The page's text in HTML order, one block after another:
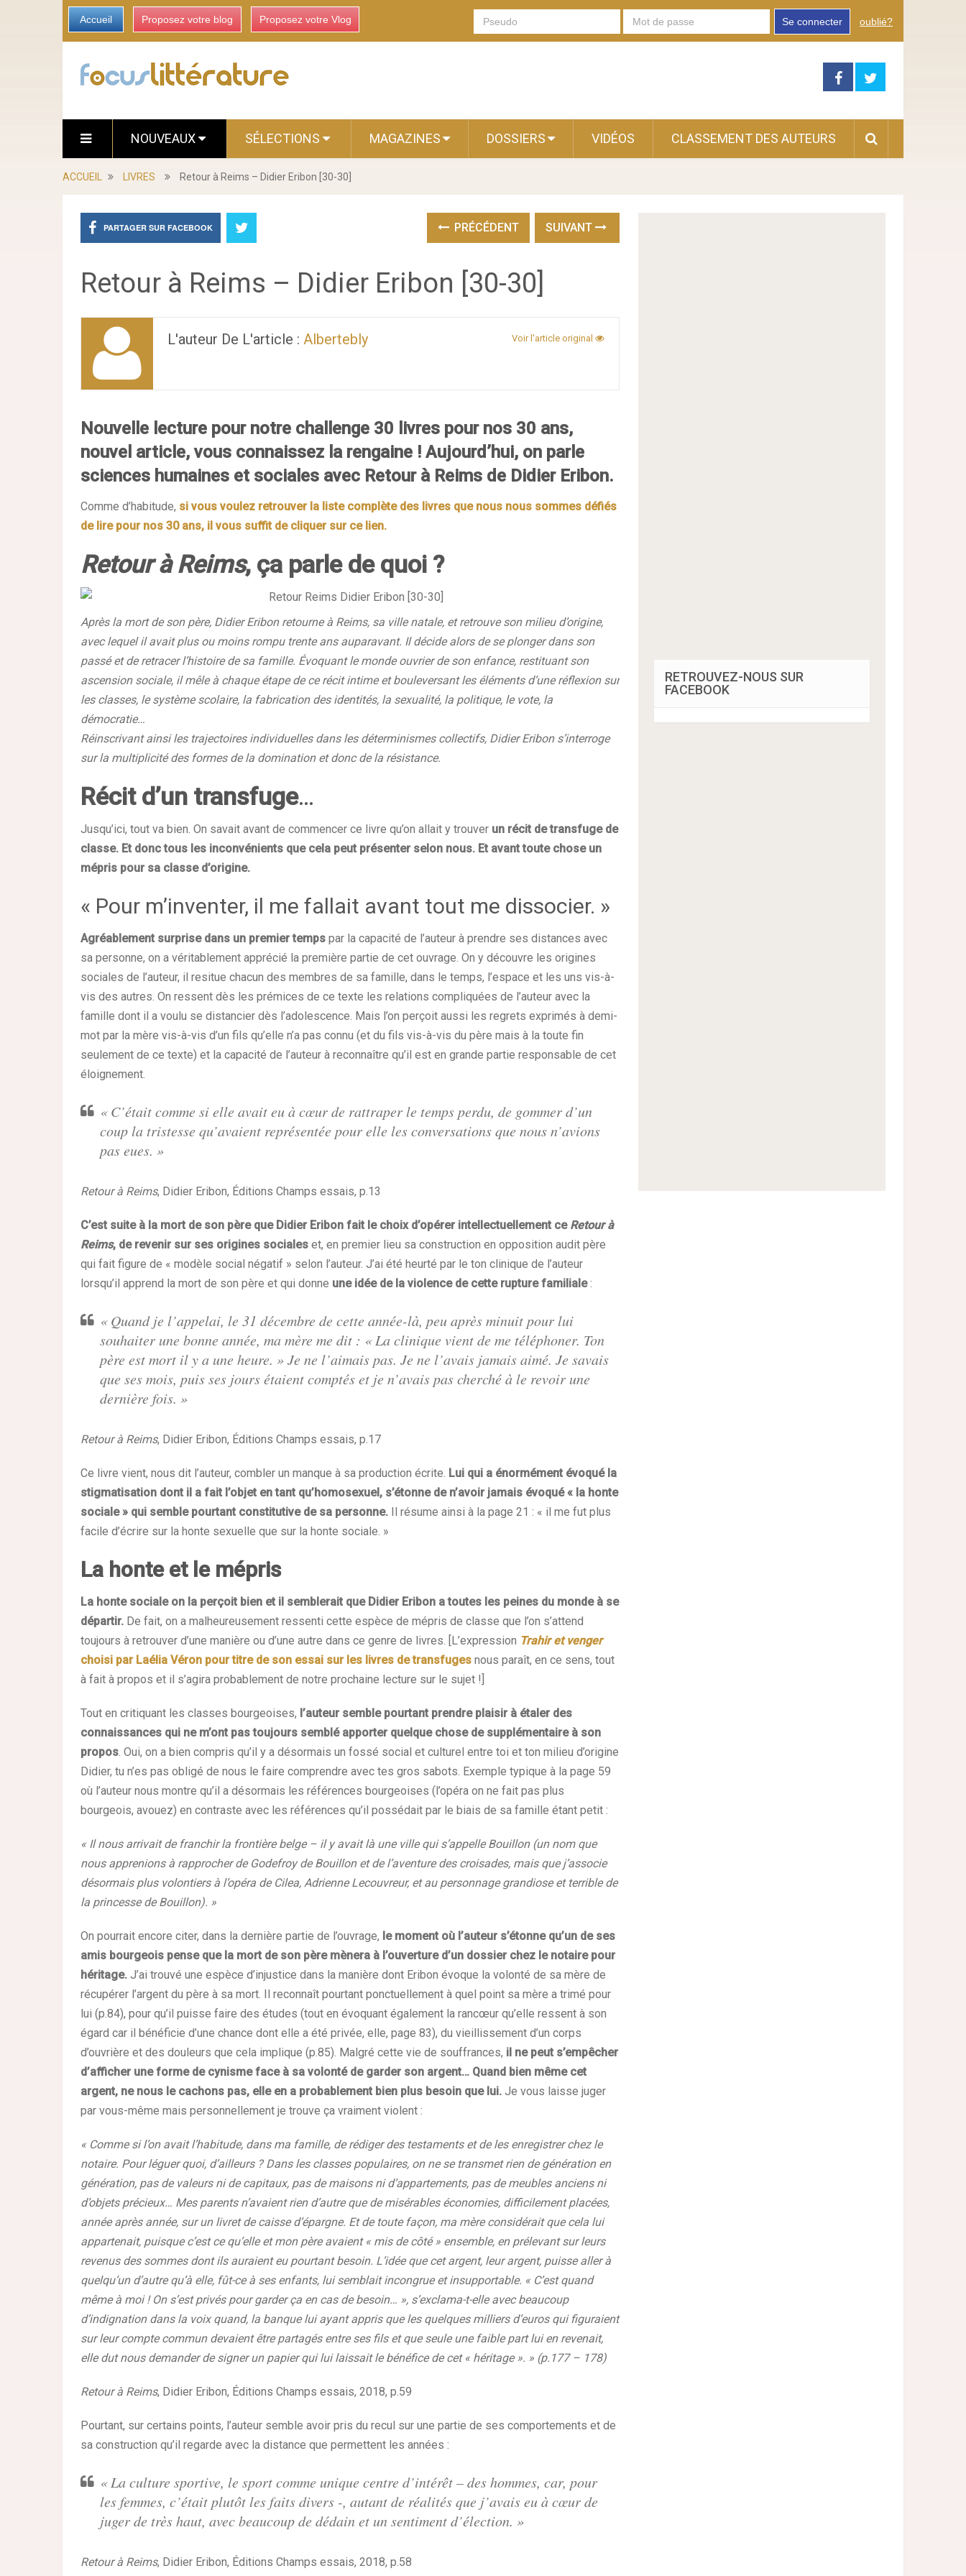
Accueil Proposez votre blog Proposez votre Vlog Se connecter oublié?
NOUVEAUX SÉLECTIONS MAGAZINES DOSSIERS VIDÉOS CLASSEMENT DES AUTEURS
ACCUEIL LIVRES Retour à Reims – Didier Eribon [30-30]
PARTAGER SUR FACEBOOK PRÉCÉDENT SUIVANT
Retour à Reims – Didier Eribon [30-30]
L'auteur De L'article : Albertebly Voir l'article original
Nouvelle lecture pour notre challenge 30 livres pour nos 30 ans,
nouvel article, vous connaissez la rengaine ! Aujourd’hui, on parle
sciences humaines et sociales avec Retour à Reims de Didier Eribon.
Comme d’habitude, si vous voulez retrouver la liste complète des livres que nous nous sommes défiés
de lire pour nos 30 ans, il vous suffit de cliquer sur ce lien.
Retour à Reims, ça parle de quoi ?
Après la mort de son père, Didier Eribon retourne à Reims, sa ville natale, et retrouve son milieu d’origine,
avec lequel il avait plus ou moins rompu trente ans auparavant. Il décide alors de se plonger dans son
passé et de retracer l’histoire de sa famille. Évoquant le monde ouvrier de son enfance, restituant son
ascension sociale, il mêle à chaque étape de ce récit intime et bouleversant les éléments d’une réflexion sur
les classes, le système scolaire, la fabrication des identités, la sexualité, la politique, le vote, la
démocratie…
Réinscrivant ainsi les trajectoires individuelles dans les déterminismes collectifs, Didier Eribon s’interroge
sur la multiplicité des formes de la domination et donc de la résistance.
Récit d’un transfuge…
Jusqu’ici, tout va bien. On savait avant de commencer ce livre qu’on allait y trouver un récit de transfuge de
classe. Et donc tous les inconvénients que cela peut présenter selon nous. Et avant toute chose un
mépris pour sa classe d’origine.
« Pour m’inventer, il me fallait avant tout me dissocier. »
Agréablement surprise dans un premier temps par la capacité de l’auteur à prendre ses distances avec
sa personne, on a véritablement apprécié la première partie de cet ouvrage. On y découvre les origines
sociales de l’auteur, il resitue chacun des membres de sa famille, dans le temps, l’espace et les uns vis-à-
vis des autres. On ressent dès les prémices de ce texte les relations compliquées de l’auteur avec la
famille dont il a voulu se distancier dès l’adolescence. Mais l’on perçoit aussi les regrets exprimés à demi-
mot par la mère vis-à-vis d’un fils qu’elle n’a pas connu (et du fils vis-à-vis du père mais à la toute fin
seulement de ce texte) et la capacité de l’auteur à reconnaître qu’il est en grande partie responsable de cet
éloignement.
« C’était comme si elle avait eu à cœur de rattraper le temps perdu, de gommer d’un
coup la tristesse qu’avaient représentée pour elle les conversations que nous n’avions
pas eues. »
Retour à Reims, Didier Eribon, Éditions Champs essais, p.13
C’est suite à la mort de son père que Didier Eribon fait le choix d’opérer intellectuellement ce Retour à
Reims, de revenir sur ses origines sociales et, en premier lieu sa construction en opposition audit père
qui fait figure de « modèle social négatif » selon l’auteur. J’ai été heurté par le ton clinique de l’auteur
lorsqu’il apprend la mort de son père et qui donne une idée de la violence de cette rupture familiale:
« Quand je l’appelai, le 31 décembre de cette année-là, peu après minuit pour lui
souhaiter une bonne année, ma mère me dit : « La clinique vient de me téléphoner. Ton
père est mort il y a une heure. » Je ne l’aimais pas. Je ne l’avais jamais aimé. Je savais
que ses mois, puis ses jours étaient comptés et je n’avais pas cherché à le revoir une
dernière fois. »
Retour à Reims, Didier Eribon, Éditions Champs essais, p.17
Ce livre vient, nous dit l’auteur, combler un manque à sa production écrite. Lui qui a énormément évoqué la
stigmatisation dont il a fait l’objet en tant qu’homosexuel, s’étonne de n’avoir jamais évoqué « la honte
sociale » qui semble pourtant constitutive de sa personne. Il résume ainsi à la page 21 : « il me fut plus
facile d’écrire sur la honte sexuelle que sur la honte sociale. »
La honte et le mépris
La honte sociale on la perçoit bien et il semblerait que Didier Eribon a toutes les peines du monde à se
départir. De fait, on a malheureusement ressenti cette espèce de mépris de classe que l’on s’attend
toujours à retrouver d’une manière ou d’une autre dans ce genre de livres. [L’expression Trahir et venger
choisi par Laélia Véron pour titre de son essai sur les livres de transfuges nous paraît, en ce sens, tout
à fait à propos et il s’agira probablement de notre prochaine lecture sur le sujet !]
Tout en critiquant les classes bourgeoises, l’auteur semble pourtant prendre plaisir à étaler des
connaissances qui ne m’ont pas toujours semblé apporter quelque chose de supplémentaire à son
propos. Oui, on a bien compris qu’il y a désormais un fossé social et culturel entre toi et ton milieu d’origine
Didier, tu n’es pas obligé de nous le faire comprendre avec tes gros sabots. Exemple typique à la page 59
où l’auteur nous montre qu’il a désormais les références bourgeoises (l’opéra on ne fait pas plus
bourgeois, avouez) en contraste avec les références qu’il possédait par le biais de sa famille étant petit :
« Il nous arrivait de franchir la frontière belge – il y avait là une ville qui s’appelle Bouillon (un nom que
nous apprenions à rapprocher de Godefroy de Bouillon et de l’aventure des croisades, mais que j’associe
désormais plus volontiers à l’opéra de Cilea, Adrienne Lecouvreur, et au personnage grandiose et terrible de
la princesse de Bouillon). »
On pourrait encore citer, dans la dernière partie de l’ouvrage, le moment où l’auteur s’étonne qu’un de ses
amis bourgeois pense que la mort de son père mènera à l’ouverture d’un dossier chez le notaire pour
héritage. J’ai trouvé une espèce d’injustice dans la manière dont Eribon évoque la volonté de sa mère de
récupérer l’argent du père à sa mort. Il reconnaît pourtant ponctuellement à quel point sa mère a trimé pour
lui (p.84), pour qu’il puisse faire des études (tout en évoquant également la rancœur qu’elle ressent à son
égard car il bénéficie d’une chance dont elle a été privée, elle, page 83), du vieillissement d’un corps
d’ouvrière et des douleurs que cela implique (p.85). Malgré cette vie de souffrances, il ne peut s’empêcher
d’afficher une forme de cynisme face à sa volonté de garder son argent… Quand bien même cet
argent, ne nous le cachons pas, elle en a probablement bien plus besoin que lui. Je vous laisse juger
par vous-même mais personnellement je trouve ça vraiment violent :
« Comme si l’on avait l’habitude, dans ma famille, de rédiger des testaments et de les enregistrer chez le
notaire. Pour léguer quoi, d’ailleurs ? Dans les classes populaires, on ne se transmet rien de génération en
génération, pas de valeurs ni de capitaux, pas de maisons ni d’appartements, pas de meubles anciens ni
d’objets précieux… Mes parents n’avaient rien d’autre que de misérables économies, difficilement placées,
année après année, sur un livret de caisse d’épargne. Et de toute façon, ma mère considérait que cela lui
appartenait, puisque c’est ce qu’elle et mon père avaient « mis de côté » ensemble, en prélevant sur leurs
revenus des sommes dont ils auraient eu pourtant besoin. L’idée que cet argent, leur argent, puisse aller à
quelqu’un d’autre qu’à elle, fût-ce à ses enfants, lui semblait incongrue et insupportable. « C’est quand
même à moi ! On s’est privés pour garder ça en cas de besoin… », s’exclama-t-elle avec beaucoup
d’indignation dans la voix quand, la banque lui ayant appris que les quelques milliers d’euros qui figuraient
sur leur compte commun devaient être partagés entre ses fils et que seule une faible part lui en revenait,
elle dut nous demander de signer un papier qui lui laissait le bénéfice de cet « héritage ». » (p.177 – 178)
Retour à Reims, Didier Eribon, Éditions Champs essais, 2018, p.59
Pourtant, sur certains points, l’auteur semble avoir pris du recul sur une partie de ses comportements et de
sa construction qu’il regarde avec la distance que permettent les années :
« La culture sportive, le sport comme unique centre d’intérêt – des hommes, car, pour
les femmes, c’était plutôt les faits divers -, autant de réalités que j’avais eu à cœur de
juger de très haut, avec beaucoup de dédain et un sentiment d’élection. »
Retour à Reims, Didier Eribon, Éditions Champs essais, 2018, p.58
RETROUVEZ-NOUS SUR
FACEBOOK